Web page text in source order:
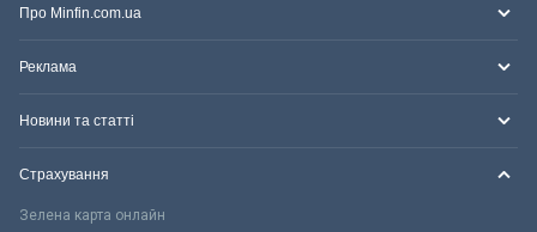
Про Minfin.com.ua
Реклама
Новини та статті
Страхування
Зелена карта онлайн